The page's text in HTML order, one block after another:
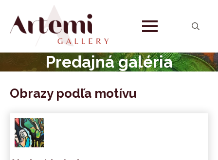
for:
Predajná galéria
Obrazy podľa motívu